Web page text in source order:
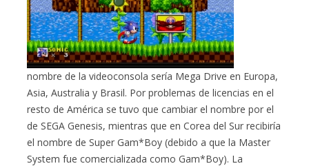
nombre de la videoconsola sería Mega Drive en Europa,
Asia, Australia y Brasil. Por problemas de licencias en el
resto de América se tuvo que cambiar el nombre por el
de SEGA Genesis, mientras que en Corea del Sur recibiría
el nombre de Super Gam*Boy (debido a que la Master
System fue comercializada como Gam*Boy). La